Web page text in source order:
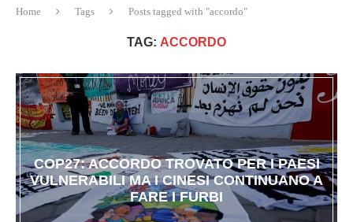
Home Tags Posts tagged with "accordo"
TAG: ACCORDO
COP27: ACCORDO TROVATO PER I PAESI
VULNERABILI MA I CINESI CONTINUANO A
FARE I FURBI